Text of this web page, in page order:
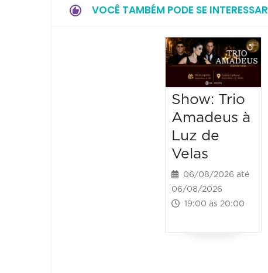
VOCÊ TAMBÉM PODE SE INTERESSAR
Show: Trio
Amadeus à
Luz de
Velas
06/08/2026 até
06/08/2026
19:00 às 20:00